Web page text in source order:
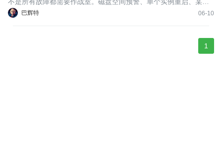
巴辉特 06-10
定时任务失败、一个低优先级接口抖动，这些问题通常一个值班人
1